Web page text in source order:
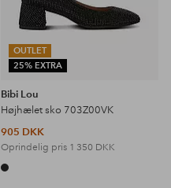
OUTLET
25% EXTRA
Bibi Lou
Højhælet sko 703Z00VK
905 DKK
Oprindelig pris 1 350 DKK